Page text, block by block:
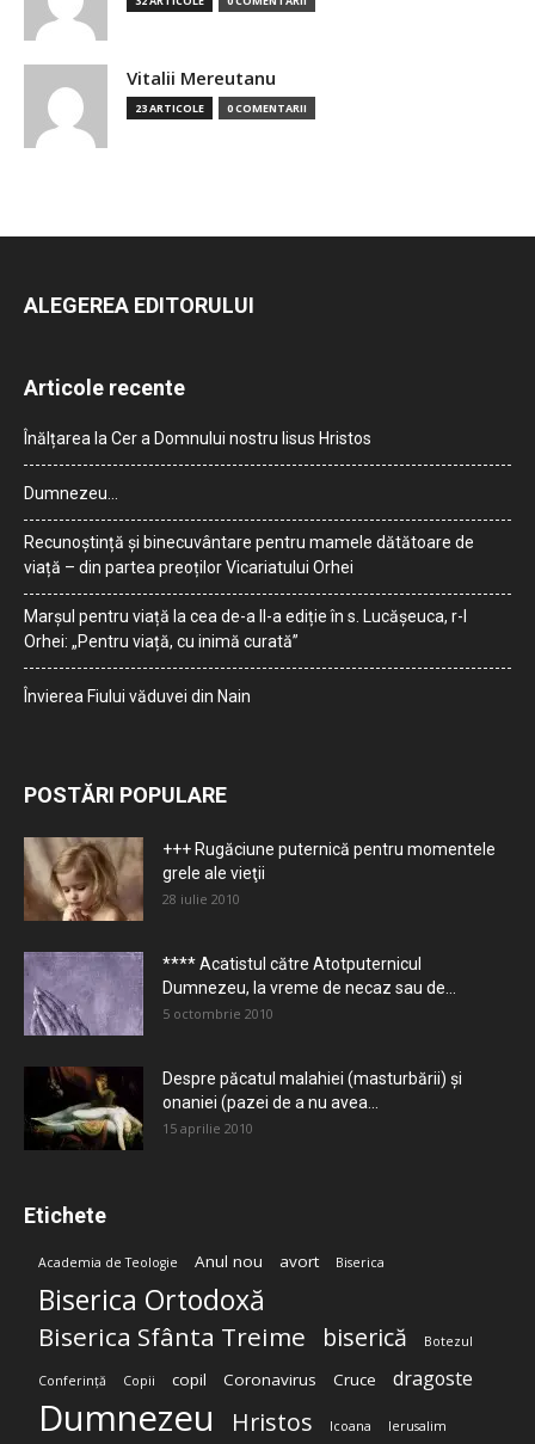
Vitalii Mereutanu
23 ARTICOLE 0 COMENTARII
ALEGEREA EDITORULUI
Articole recente
Înălțarea la Cer a Domnului nostru Iisus Hristos
Dumnezeu…
Recunoștință și binecuvântare pentru mamele dătătoare de
viață – din partea preoților Vicariatului Orhei
Marșul pentru viață la cea de-a II-a ediție în s. Lucășeuca, r-l
Orhei: „Pentru viață, cu inimă curată”
Învierea Fiului văduvei din Nain
POSTĂRI POPULARE
+++ Rugăciune puternică pentru momentele
grele ale vieţii
28 iulie 2010
**** Acatistul către Atotputernicul
Dumnezeu, la vreme de necaz sau de...
5 octombrie 2010
Despre păcatul malahiei (masturbării) şi
onaniei (pazei de a nu avea...
15 aprilie 2010
Etichete
Academia de Teologie Anul nou avort Biserica
Biserica Ortodoxă
Biserica Sfânta Treime biserică Botezul
Conferință Copii copil Coronavirus Cruce dragoste
Dumnezeu Hristos Icoana Ierusalim